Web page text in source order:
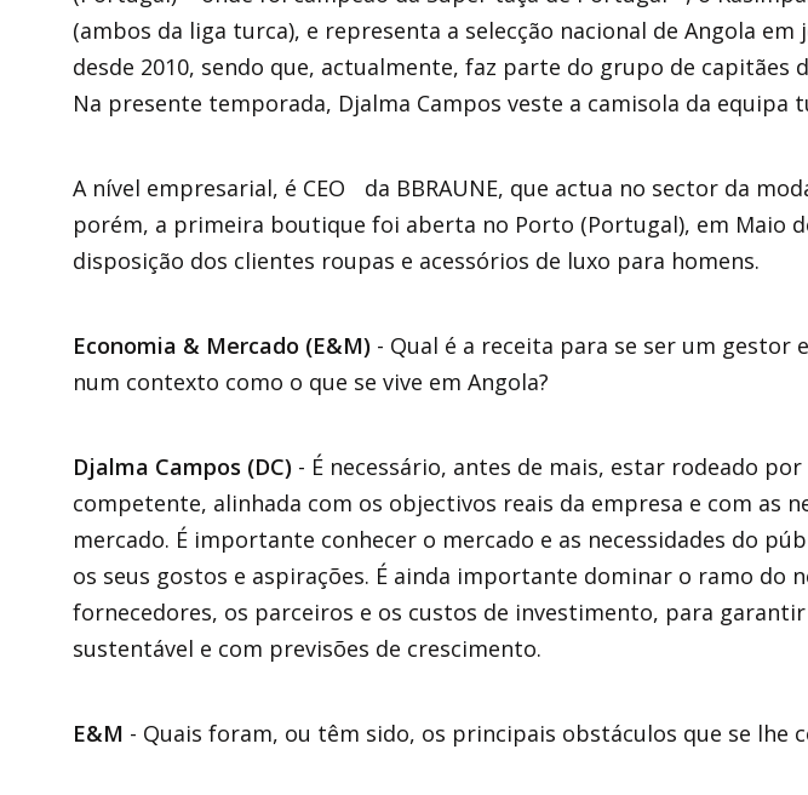
(ambos da liga turca), e representa a selecção nacional de Angola
desde 2010, sendo que, actualmente, faz parte do grupo de capitães
Na presente temporada, Djalma Campos veste a camisola da equipa
A nível empresarial, é CEO da BBRAUNE, que actua no sector da
porém, a primeira boutique foi aberta no Porto (Portugal), em Maio
disposição dos clientes roupas e acessórios de luxo para homens.
Economia & Mercado (E&M) - Qual é a receita para se ser um gestor
num contexto como o que se vive em Angola?
Djalma Campos (DC) - É necessário, antes de mais, estar rodeado
competente, alinhada com os objectivos reais da empresa e com as
mercado. É importante conhecer o mercado e as necessidades do
os seus gostos e aspirações. É ainda importante dominar o ramo do
fornecedores, os parceiros e os custos de investimento, para
sustentável e com previsões de crescimento.
E&M - Quais foram, ou têm sido, os principais obstáculos que se lhe